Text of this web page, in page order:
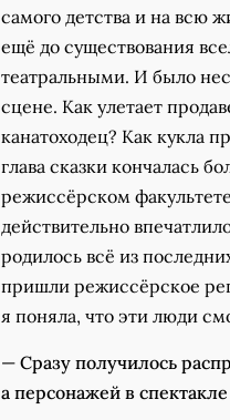
самого детства и на всю
ещё до существования
театральными. И было
сцене. Как улетает
канатоходец? Как кукла
глава сказки кончалась
режиссёрском
действительно
родилось всё из
пришли режиссёрское
я поняла, что эти люди
— Сразу получилось
а персонажей в